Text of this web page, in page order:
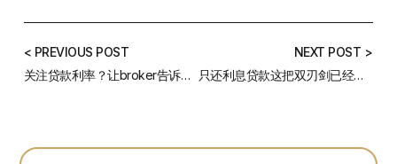
< PREVIOUS POST
关注贷款利率？让broker告诉你选择贷款银行五个关注点
NEXT POST >
只还利息贷款这把双刃剑已经露出寒光